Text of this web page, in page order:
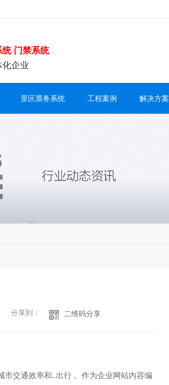
门禁系统
企业
景区票务系统 工程案例 解决方案
分享到： 二维码分享
市交通效率和..出行 。作为企业网站内容编